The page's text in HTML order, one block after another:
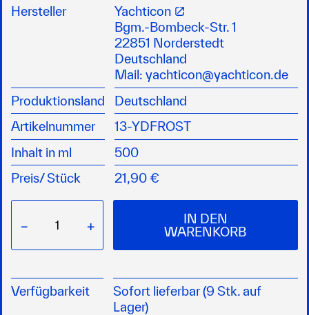
geeignet
erhöht Fließvermögen und Filtrierfähigkeit des
macht Sommer- und Winterdiesel
betriebssicher bis zu -33 °C
ist unentbehrlich für den sicheren
Winterbetrieb
Achung! Im Sommer getankter Diesel ist
nicht frostsicher!
Mischverhältnis: 1:1000
GEFAHR: H304, H315, H317, H319, H336, H411,
EUH066
Hersteller
Yachticon
Bgm.-Bombeck-Str. 1
22851 Norderstedt
Deutschland
Mail: yachticon@yachticon.de
Produktionsland
Deutschland
Artikelnummer
13-YDFROST
Inhalt in ml
500
Preis/Stück 21,90 €
− +
IN DEN
WARENKORB
Verfügbarkeit
Sofort lieferbar (9 Stk. auf
Lager)